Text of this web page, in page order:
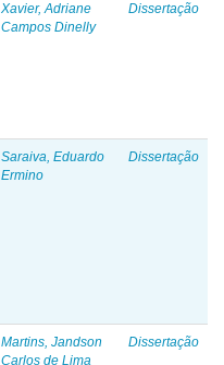
Xavier, Adriane
Campos Dinelly
Dissertação
Saraiva, Eduardo
Ermino
Dissertação
Martins, Jandson
Carlos de Lima
Dissertação